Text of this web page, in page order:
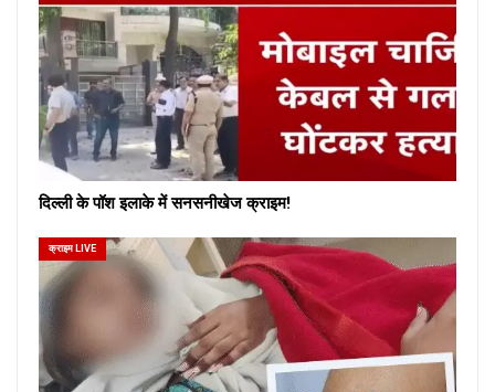
दिल्ली के पॉश इलाके में सनसनीखेज क्राइम!
क्राइम LIVE